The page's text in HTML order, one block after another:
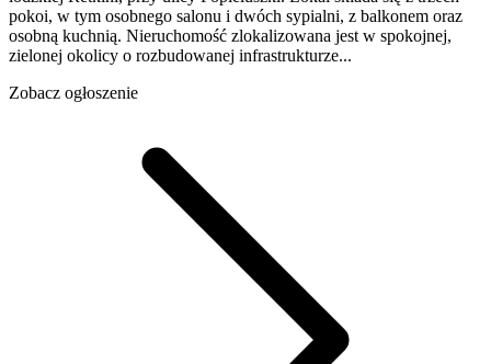
pokoi, w tym osobnego salonu i dwóch sypialni, z balkonem oraz
osobną kuchnią. Nieruchomość zlokalizowana jest w spokojnej,
zielonej okolicy o rozbudowanej infrastrukturze...
Zobacz ogłoszenie